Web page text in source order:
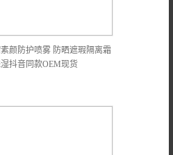
颜防护喷雾 防晒遮瑕隔离霜
抖音同款OEM现货